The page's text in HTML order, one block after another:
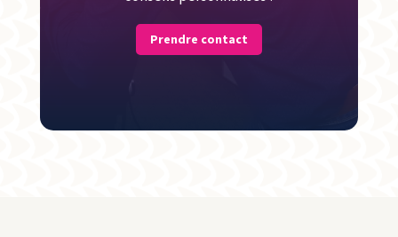
Prendre contact